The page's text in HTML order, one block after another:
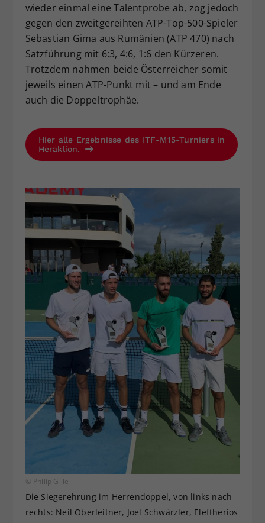
wieder einmal eine Talentprobe ab, zog jedoch
gegen den zweitgereihten ATP-Top-500-Spieler
Sebastian Gima aus Rumänien (ATP 470) nach
Satzführung mit 6:3, 4:6, 1:6 den Kürzeren.
Trotzdem nahmen beide Österreicher somit
jeweils einen ATP-Punkt mit – und am Ende
auch die Doppeltrophäe.
Hier alle Ergebnisse des ITF-M15-Turniers in
Heraklion.
© Philip Gille
Die Siegerehrung im Herrendoppel, von links nach
rechts: Neil Oberleitner, Joel Schwärzler, Eleftherios